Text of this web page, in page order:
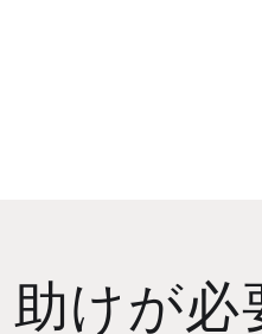
助けが必